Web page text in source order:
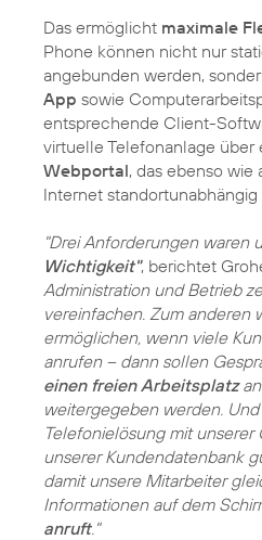
Das ermöglicht maximale
Phone können nicht nur
angebunden werden,
App sowie
entsprechende Client-
virtuelle Telefonanlage über
Webportal, das ebenso wie
Internet
"Drei Anforderungen waren
Wichtigkeit", berichtet
Administration und Betrieb
vereinfachen. Zum anderen
ermöglichen, wenn viele
anrufen – dann sollen
einen freien Arbeitsplatzan
weitergegeben werden.
Telefonielösung mit
unserer Kundendatenbank
damit unsere Mitarbeiter
Informationen auf dem
anruft."